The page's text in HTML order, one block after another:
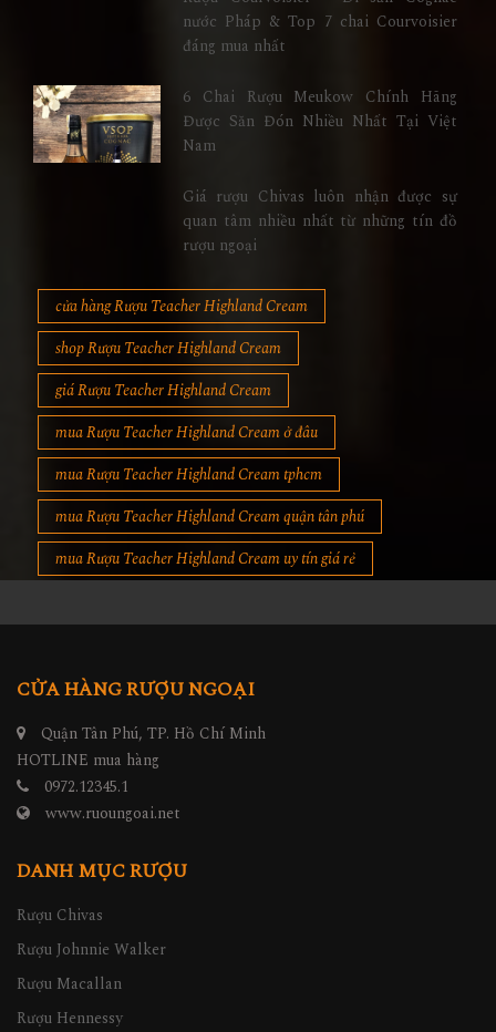
nước Pháp & Top 7 chai Courvoisier
đáng mua nhất
6 Chai Rượu Meukow Chính Hãng
Được Săn Đón Nhiều Nhất Tại Việt
Nam
Giá rượu Chivas luôn nhận được sự
quan tâm nhiều nhất từ những tín đồ
rượu ngoại
cửa hàng Rượu Teacher Highland Cream
shop Rượu Teacher Highland Cream
giá Rượu Teacher Highland Cream
mua Rượu Teacher Highland Cream ở đâu
mua Rượu Teacher Highland Cream tphcm
mua Rượu Teacher Highland Cream quận tân phú
mua Rượu Teacher Highland Cream uy tín giá rẻ
CỬA HÀNG RƯỢU NGOẠI
Quận Tân Phú, TP. Hồ Chí Minh
HOTLINE mua hàng
0972.12345.1
www.ruoungoai.net
DANH MỤC RƯỢU
Rượu Chivas
Rượu Johnnie Walker
Rượu Macallan
Rượu Hennessy